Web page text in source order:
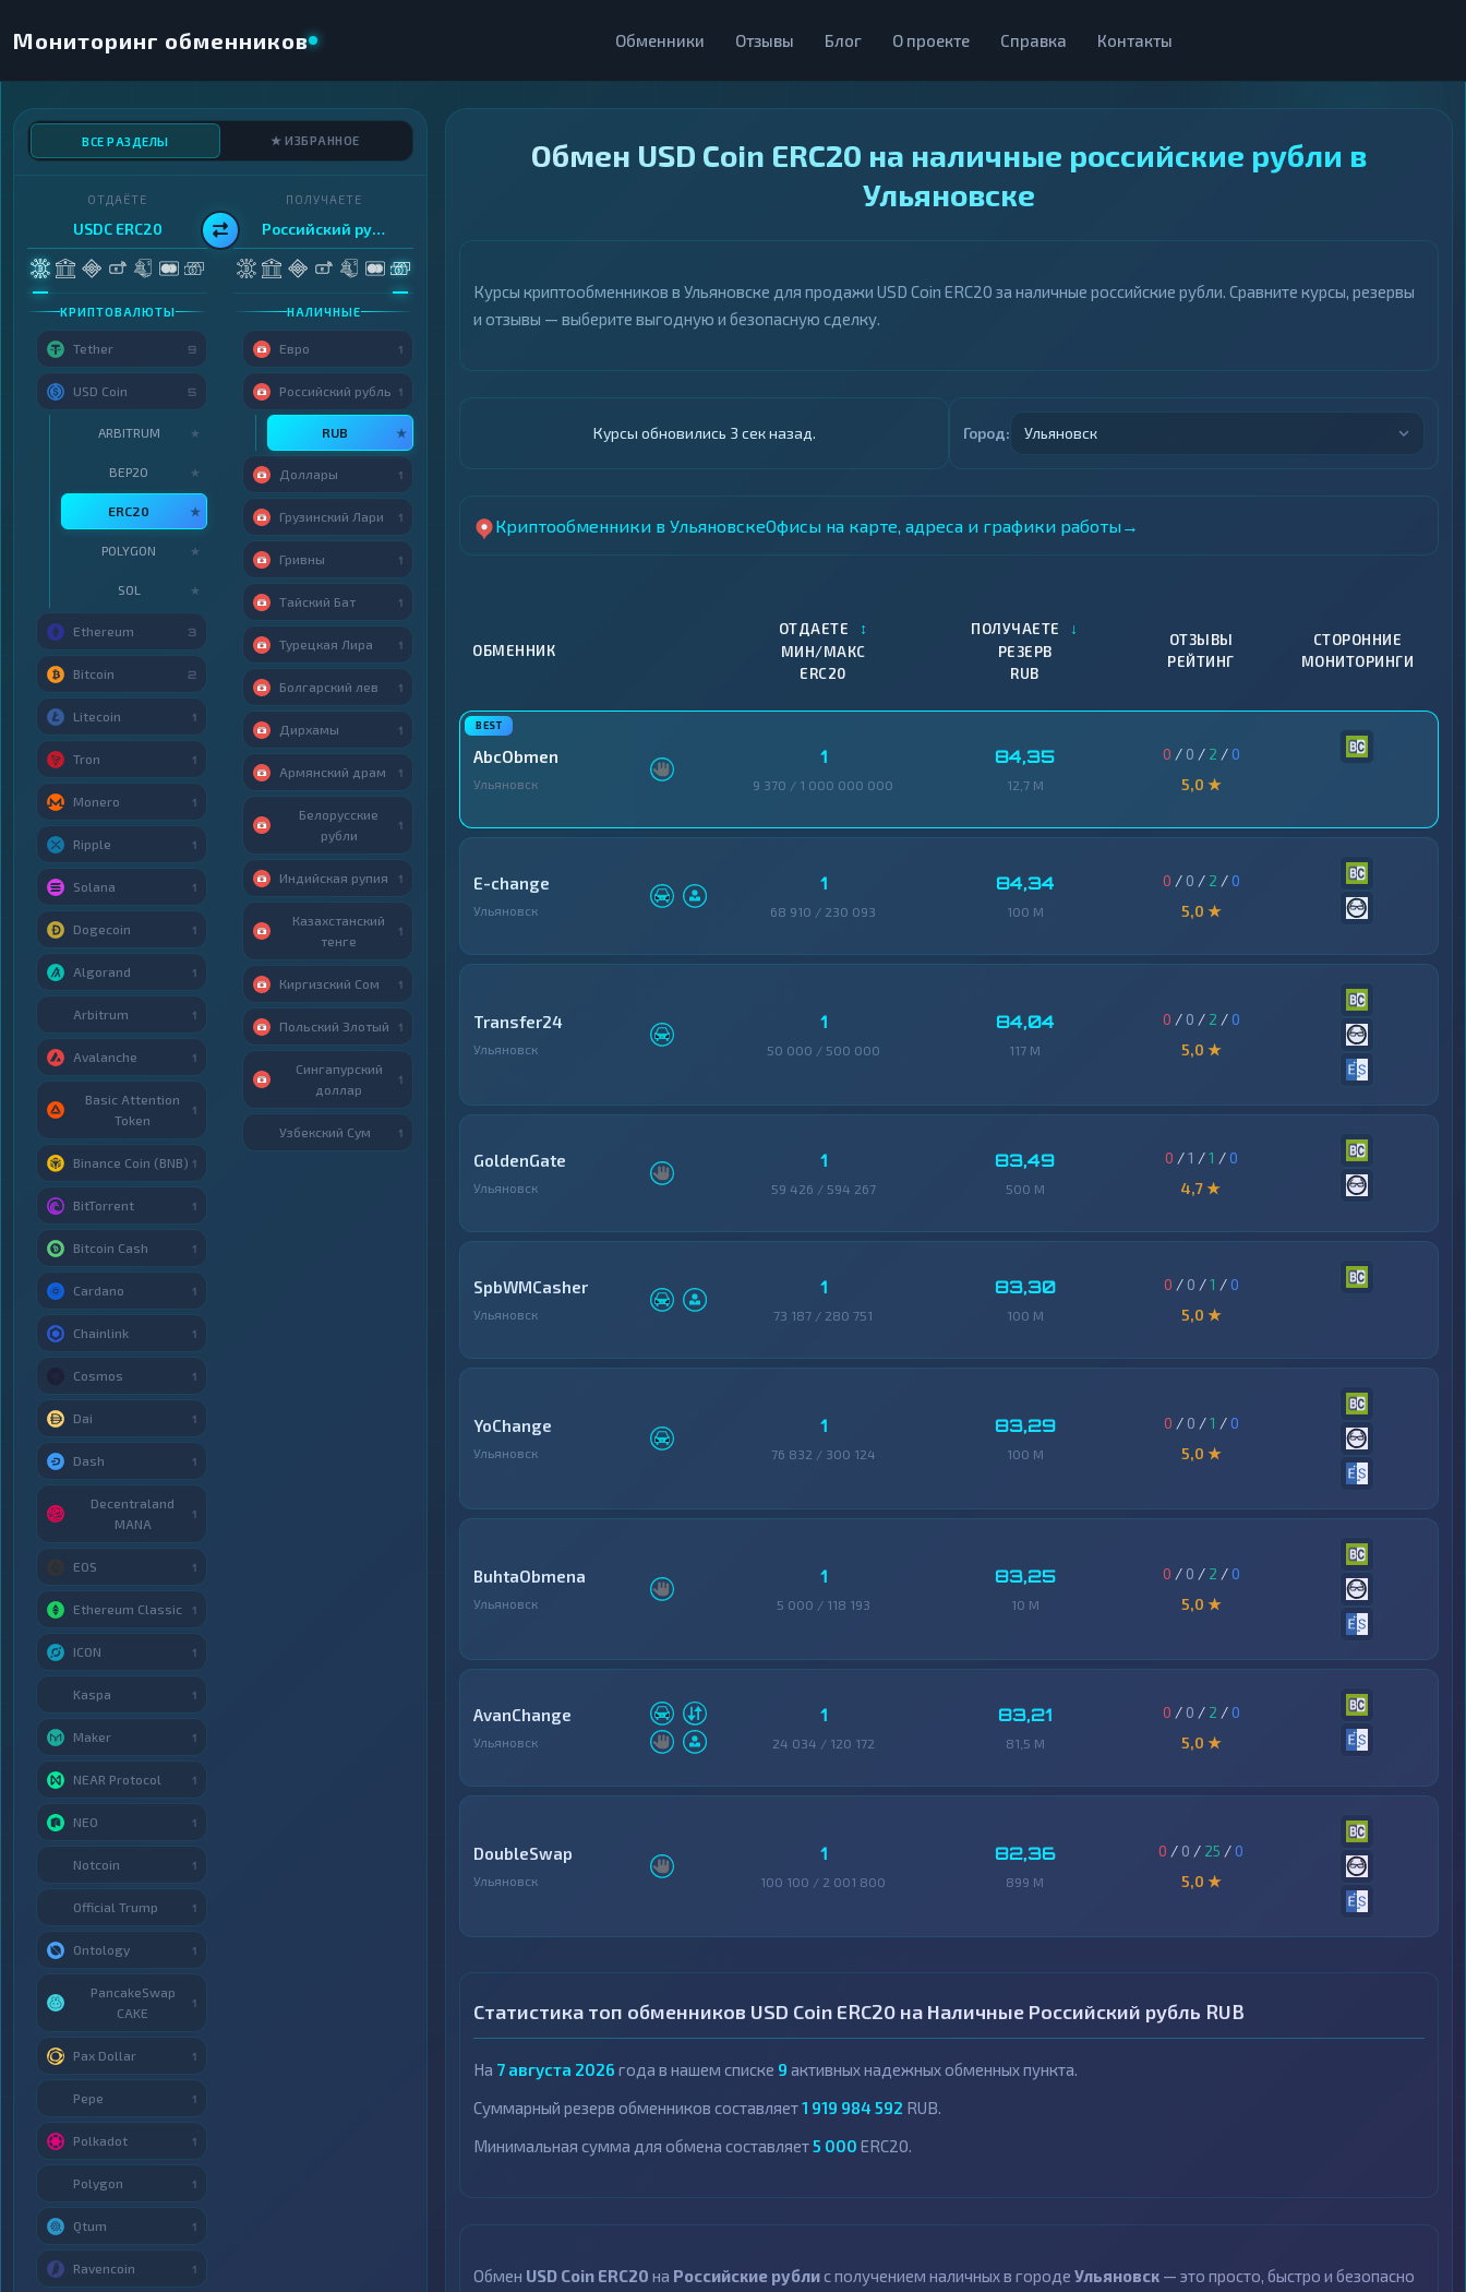
Мониторинг обменников Обменники Отзывы Блог О проекте Справка Контакты
Обмен USD Coin ERC20 на наличные российские рубли в
Ульяновске
Курсы криптообменников в Ульяновске для продажи USD Coin ERC20 за наличные российские рубли. Сравните курсы, резервы
и отзывы — выберите выгодную и безопасную сделку.
Курсы обновились 4 сек назад. Город: Ульяновск
Криптообменники в УльяновскеОфисы на карте, адреса и графики работы →
ОБМЕННИК
ОТДАЕТЕ ↕
МИН/МАКС
ERC20
ПОЛУЧАЕТЕ ↓
РЕЗЕРВ
RUB
ОТЗЫВЫ
РЕЙТИНГ
СТОРОННИЕ
МОНИТОРИНГИ
AbcObmen
Ульяновск
1
9 370 / 1 000 000 000
84,35
12,7 M
0 / 0 / 2 /0
5,0 ★
E-change
Ульяновск
1
68 910 / 230 093
84,34
100 M
0 / 0 / 2 /0
5,0 ★
Transfer24
Ульяновск
1
50 000 / 500 000
84,04
117 M
0 / 0 / 2 /0
5,0 ★
GoldenGate
Ульяновск
1
59 426 / 594 267
83,49
500 M
0 /1 /1 /0
4,7 ★
SpbWMCasher
Ульяновск
1
73 187 / 280 751
83,30
100 M
0 / 0 /1 /0
5,0 ★
YoChange
Ульяновск
1
76 832 / 300 124
83,29
100 M
0 / 0 /1 /0
5,0 ★
BuhtaObmena
Ульяновск
1
5 000 / 118 193
83,25
10 M
0 / 0 / 2 /0
5,0 ★
AvanChange
Ульяновск
1
24 034 / 120 172
83,21
81,5 M
0 / 0 / 2 /0
5,0 ★
DoubleSwap
Ульяновск
1
100 100 / 2 001 800
82,36
899 M
0 / 0 / 25 /0
5,0 ★
Статистика топ обменников USD Coin ERC20 на Наличные Российский рубль RUB
На 7 августа 2026 года в нашем списке 9 активных надежных обменных пункта.
Суммарный резерв обменников составляет1 919 984 592 RUB.
Минимальная сумма для обмена составляет5 000 ERC20.
Обмен USD Coin ERC20 на Российские рублис получением наличных в городе Ульяновск — это просто, быстро и безопасно
ВСЕ РАЗДЕЛЫ ★ ИЗБРАННОЕ
ОТДАЁТЕ
USDC ERC20
КРИПТОВАЛЮТЫ
Tether 9
USD Coin 5
ARBITRUM ★
BEP20 ★
ERC20 ★
POLYGON ★
SOL ★
Ethereum 3
Bitcoin 2
Litecoin 1
Tron 1
Monero 1
Ripple 1
Solana 1
Dogecoin 1
Algorand 1
Arbitrum 1
Avalanche 1
Basic Attention
Token
1
Binance Coin (BNB) 1
BitTorrent 1
Bitcoin Cash 1
Cardano 1
Chainlink 1
Cosmos 1
Dai 1
Dash 1
Decentraland
MANA
1
EOS 1
Ethereum Classic 1
ICON 1
Kaspa 1
Maker 1
NEAR Protocol 1
NEO 1
Notcoin 1
Official Trump 1
Ontology 1
PancakeSwap
CAKE
1
Pax Dollar 1
Pepe 1
Polkadot 1
Polygon 1
Qtum 1
Ravencoin 1
ПОЛУЧАЕТЕ
Российский рубль
НАЛИЧНЫЕ
Евро 1
Российский рубль 1
RUB ★
Доллары 1
Грузинский Лари 1
Гривны 1
Тайский Бат 1
Турецкая Лира 1
Болгарский лев 1
Дирхамы 1
Армянский драм 1
Белорусские
рубли
1
Индийская рупия 1
Казахстанский
тенге
1
Киргизский Сом 1
Польский Злотый 1
Сингапурский
доллар
1
Узбекский Сум 1